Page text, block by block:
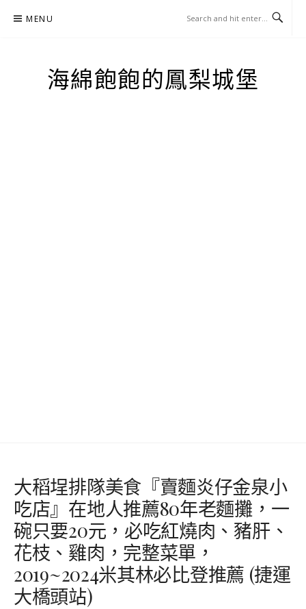
MENU
海綿飽飽的鳳梨城堡
大稻埕排隊美食『賣麵炎仔金泉小
吃店』在地人推薦80年老麵攤，一
碗只要20元，必吃紅燒肉、豬肝、
花枝、雞肉，完整菜單，​​​​​​​
2019~2024米其林必比登推薦 (捷運
大橋頭站)